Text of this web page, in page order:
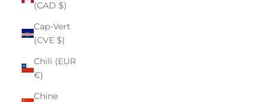
(CAD $)
Cap-Vert
(CVE $)
Chili (EUR
€)
Chine